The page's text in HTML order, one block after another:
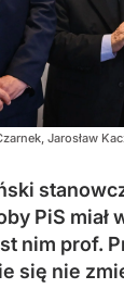
Jarosław
PiS miał
nim prof.
się nie